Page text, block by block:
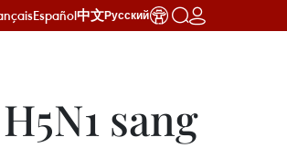
Español中文Русский
sang